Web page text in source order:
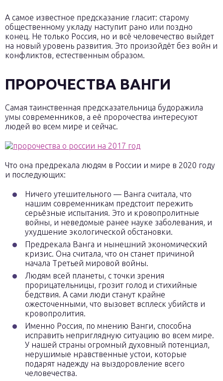
А самое известное предсказание гласит: старому
общественному укладу наступит рано или поздно
конец. Не только Россия, но и всё человечество выйдет
на новый уровень развития. Это произойдёт без войн и
конфликтов, естественным образом.
ПРОРОЧЕСТВА ВАНГИ
Самая таинственная предсказательница будоражила
умы современников, а её пророчества интересуют
людей во всем мире и сейчас.
Что она предрекала людям в России и мире в 2020 году
и последующих:
Ничего утешительного — Ванга считала, что
нашим современникам предстоит пережить
серьёзные испытания. Это и кровопролитные
войны, и неведомые ранее науке заболевания, и
ухудшение экологической обстановки.
Предрекала Ванга и нынешний экономический
кризис. Она считала, что он станет причиной
начала Третьей мировой войны.
Людям всей планеты, с точки зрения
прорицательницы, грозит голод и стихийные
бедствия. А сами люди станут крайне
ожесточенными, что вызовет всплеск убийств и
кровопролития.
Именно Россия, по мнению Ванги, способна
исправить неприглядную ситуацию во всем мире.
У нашей страны огромный духовный потенциал,
нерушимые нравственные устои, которые
подарят надежду на выздоровление всего
человечества.